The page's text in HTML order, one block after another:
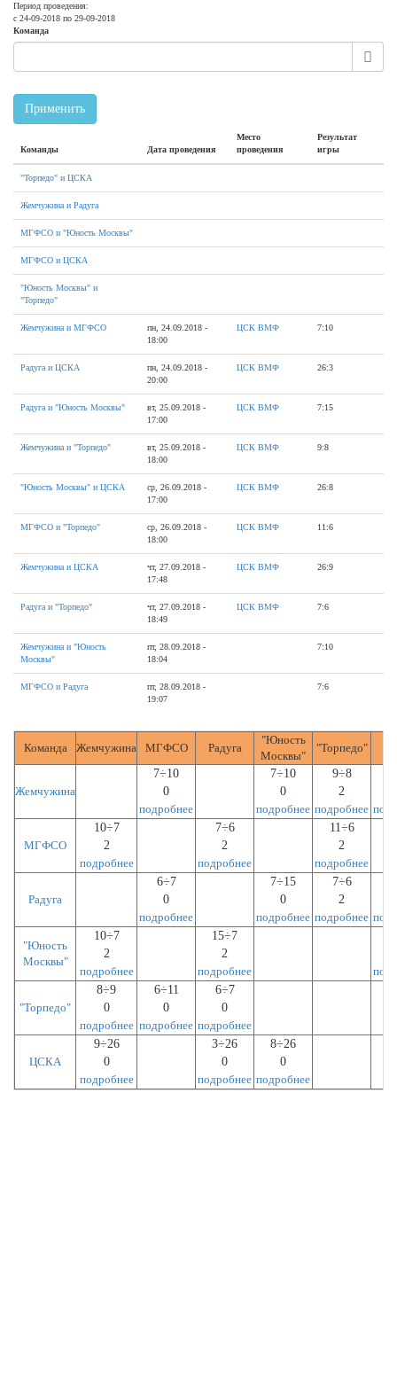
Период проведения:
с 24-09-2018 по 29-09-2018
Команда
Применить
Команды Дата проведения
Место
проведения
Результат
игры
"Торпедо" и ЦСКА
Жемчужина и Радуга
МГФСО и "Юность Москвы"
МГФСО и ЦСКА
"Юность Москвы" и
"Торпедо"
Жемчужина и МГФСО
пн, 24.09.2018 -
18:00
ЦСК ВМФ 7:10
Радуга и ЦСКА
пн, 24.09.2018 -
20:00
ЦСК ВМФ 26:3
Радуга и "Юность Москвы"
вт, 25.09.2018 -
17:00
ЦСК ВМФ 7:15
Жемчужина и "Торпедо"
вт, 25.09.2018 -
18:00
ЦСК ВМФ 9:8
"Юность Москвы" и ЦСКА
ср, 26.09.2018 -
17:00
ЦСК ВМФ 26:8
МГФСО и "Торпедо"
ср, 26.09.2018 -
18:00
ЦСК ВМФ 11:6
Жемчужина и ЦСКА
чт, 27.09.2018 -
17:48
ЦСК ВМФ 26:9
Радуга и "Торпедо"
чт, 27.09.2018 -
18:49
ЦСК ВМФ 7:6
Жемчужина и "Юность
Москвы"
пт, 28.09.2018 -
18:04
7:10
МГФСО и Радуга
пт, 28.09.2018 -
19:07
7:6
Команда Жемчужина МГФСО Радуга
"Юность
Москвы"
"Торпедо"
Жемчужина
7÷10
0
подробнее
7÷10
0
подробнее
9÷8
2
подробнее
МГФСО
10÷7
2
подробнее
7÷6
2
подробнее
11÷6
2
подробнее
Радуга
6÷7
0
подробнее
7÷15
0
подробнее
7÷6
2
подробнее
"Юность
Москвы"
10÷7
2
подробнее
15÷7
2
подробнее
"Торпедо"
8÷9
0
подробнее
6÷11
0
подробнее
6÷7
0
подробнее
ЦСКА
9÷26
0
подробнее
3÷26
0
подробнее
8÷26
0
подробнее